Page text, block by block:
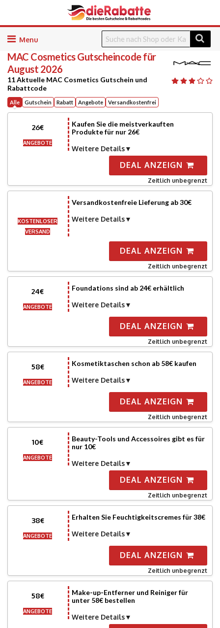
Skip
content
MAC CosmeticsGutscheincode für
August 2026
11 Aktuelle MAC Cosmetics Gutschein und
Rabattcode
Alle Gutschein Rabatt Angebote Versandkostenfrei
26€
ANGEBOTE
Kaufen Sie die meistverkauften
Produkte für nur 26€
Weitere Details
DEAL ANZEIGN
Zeitlich unbegrenzt
KOSTENLOSER
VERSAND
Versandkostenfreie Lieferung ab 30€
Weitere Details
DEAL ANZEIGN
Zeitlich unbegrenzt
24€
ANGEBOTE
Foundations sind ab 24€ erhältlich
Weitere Details
DEAL ANZEIGN
Zeitlich unbegrenzt
58€
ANGEBOTE
Kosmetiktaschen schon ab 58€ kaufen
Weitere Details
DEAL ANZEIGN
Zeitlich unbegrenzt
10€
ANGEBOTE
Beauty-Tools und Accessoires gibt es für
nur 10€
Weitere Details
DEAL ANZEIGN
Zeitlich unbegrenzt
38€
ANGEBOTE
Erhalten Sie Feuchtigkeitscremes für 38€
Weitere Details
DEAL ANZEIGN
Zeitlich unbegrenzt
58€
ANGEBOTE
Make-up-Entferner und Reiniger für
unter 58€ bestellen
Weitere Details